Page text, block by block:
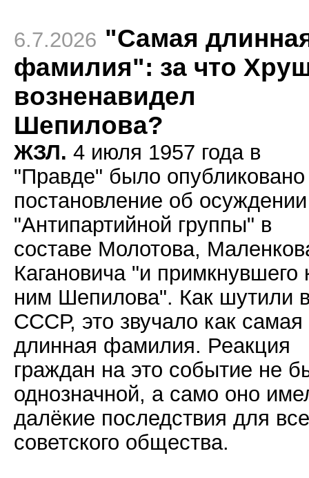
6.7.2026 "Самая
фамилия": за что
возненавидел
Шепилова?
ЖЗЛ. 4 июля 1957 года в
"Правде" было опубликовано
постановление об осуждении
"Антипартийной группы" в
составе Молотова,
Кагановича "и примкнувшего
ним Шепилова". Как шутили
СССР, это звучало как самая
длинная фамилия. Реакция
граждан на это событие не
однозначной, а само оно
далёкие последствия для
советского общества.